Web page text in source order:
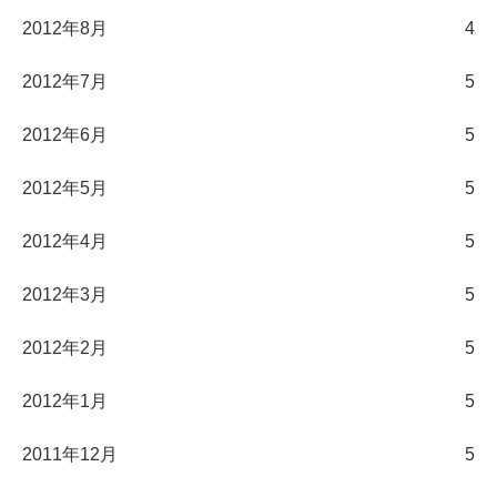
2012年8月 4
2012年7月 5
2012年6月 5
2012年5月 5
2012年4月 5
2012年3月 5
2012年2月 5
2012年1月 5
2011年12月 5